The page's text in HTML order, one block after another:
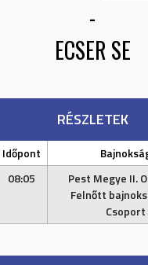
-
ECSER SE
RÉSZLETEK
Időpont
08:05
Pest Megye II.
Felnőtt
Csoport